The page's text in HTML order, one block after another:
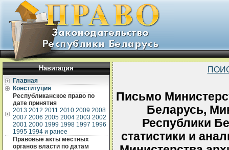
Навигация
Главная
Конституция
Республиканское право по
дате принятия
2013 2012 2011 2010 2009 2008
2007 2006 2005 2004 2003 2002
2001 2000 1999 1998 1997 1996
1995 1994 и ранее
Правовые акты местных
органов власти по датам
Письмо
Беларусь,
Республики
статистики и